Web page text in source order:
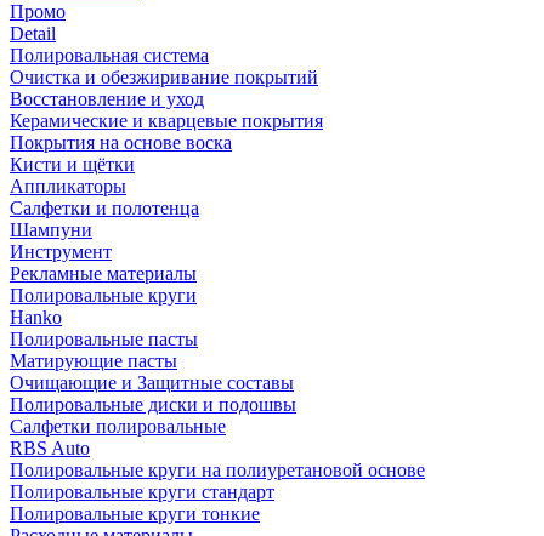
Промо
Detail
Полировальная система
Очистка и обезжиривание покрытий
Восстановление и уход
Керамические и кварцевые покрытия
Покрытия на основе воска
Кисти и щётки
Аппликаторы
Салфетки и полотенца
Шампуни
Инструмент
Рекламные материалы
Полировальные круги
Hanko
Полировальные пасты
Матирующие пасты
Очищающие и Защитные составы
Полировальные диски и подошвы
Салфетки полировальные
RBS Auto
Полировальные круги на полиуретановой основе
Полировальные круги стандарт
Полировальные круги тонкие